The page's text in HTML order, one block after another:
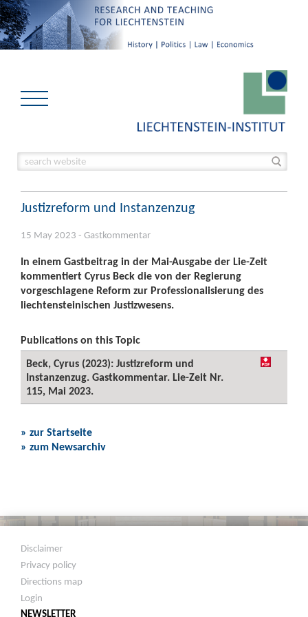
Justizreform und Instanzenzug
15 May 2023 - Gastkommentar
In einem Gastbeitrag in der Mai-Ausgabe der Lie-Zeit
kommentiert Cyrus Beck die von der Regierung
vorgeschlagene Reform zur Professionalisierung des
liechtensteinischen Justizwesens.
Publications on this Topic
Beck, Cyrus (2023): Justizreform und
Instanzenzug. Gastkommentar. Lie-Zeit Nr.
115, Mai 2023.
» zur Startseite
» zum Newsarchiv
Disclaimer
Privacy policy
Directions map
Login
NEWSLETTER